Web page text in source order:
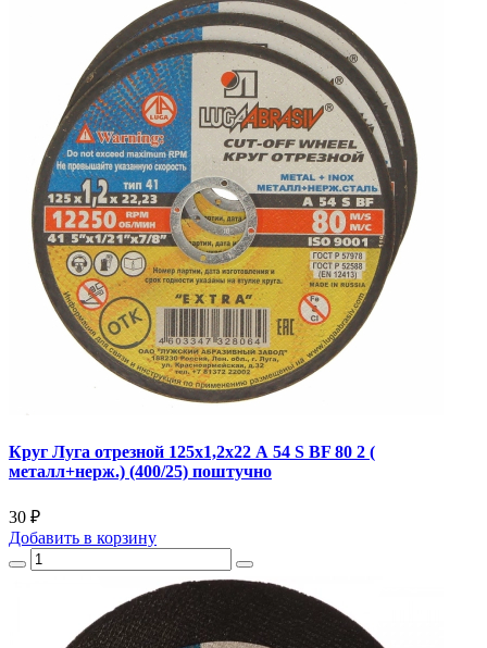
Круг Луга отрезной 125х1,2х22 А 54 S BF 80 2 (
металл+нерж.) (400/25) поштучно
30 ₽
Добавить в корзину